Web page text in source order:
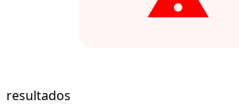
resultados